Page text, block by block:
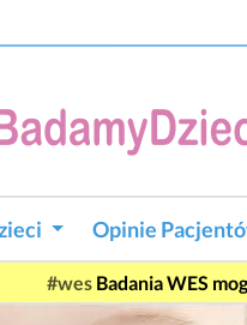
Opinie
Badania WES